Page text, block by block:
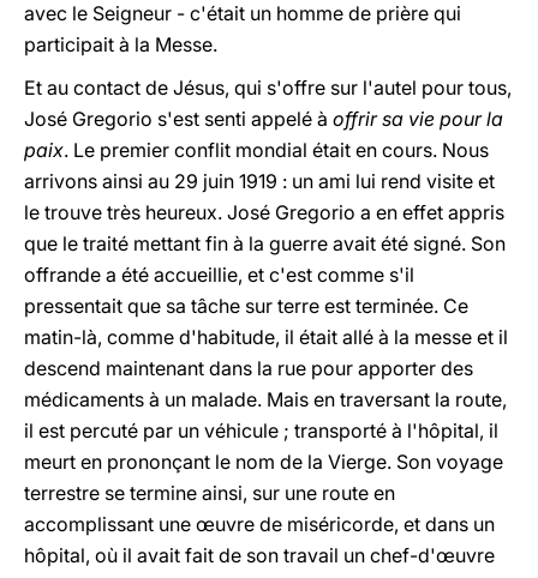
avec le Seigneur - c'était un homme de prière qui
participait à la Messe.
Et au contact de Jésus, qui s'offre sur l'autel pour tous,
José Gregorio s'est senti appelé à offrir sa vie pour la
paix. Le premier conflit mondial était en cours. Nous
arrivons ainsi au 29 juin 1919 : un ami lui rend visite et
le trouve très heureux. José Gregorio a en effet appris
que le traité mettant fin à la guerre avait été signé. Son
offrande a été accueillie, et c'est comme s'il
pressentait que sa tâche sur terre est terminée. Ce
matin-là, comme d'habitude, il était allé à la messe et il
descend maintenant dans la rue pour apporter des
médicaments à un malade. Mais en traversant la route,
il est percuté par un véhicule ; transporté à l'hôpital, il
meurt en prononçant le nom de la Vierge. Son voyage
terrestre se termine ainsi, sur une route en
accomplissant une œuvre de miséricorde, et dans un
hôpital, où il avait fait de son travail un chef-d'œuvre